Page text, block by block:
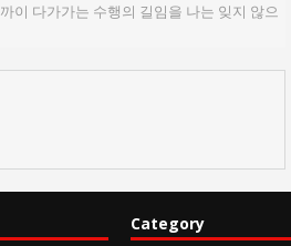
이 다가가는 수행의 길임을 나는 잊지 않으
Category